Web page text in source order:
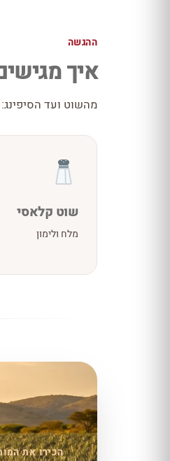
ההגשה
איך
מהשוט ועד הסיפינג:
שוט קלאסי
מלח ולימון
הכירו את